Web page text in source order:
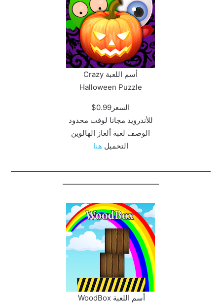
أسم اللعبة Crazy
Halloween Puzzle‏
السعر0.99$
للأندرويد مجانا لوقت محدود
الوصف لعبة ألغاز الهالوين
التحميل هنا
———————————————————————————
—————————————
أسم اللعبة WoodBox ‏